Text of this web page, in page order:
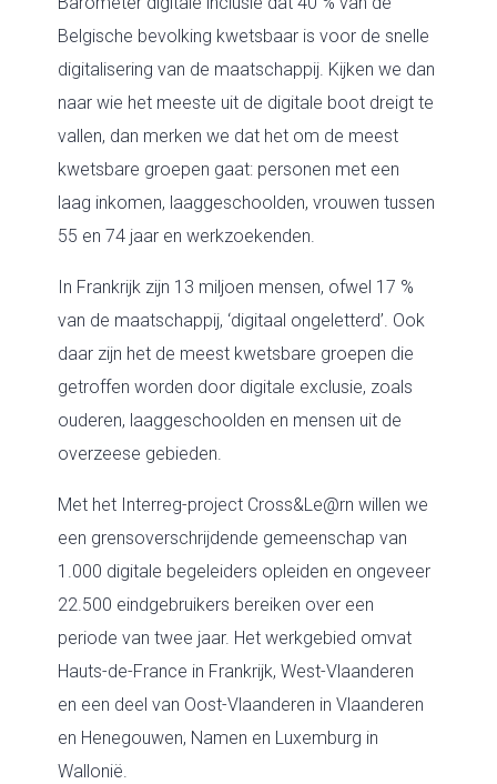
Belgische bevolking kwetsbaar is voor de snelle
digitalisering van de maatschappij. Kijken we dan
naar wie het meeste uit de digitale boot dreigt te
vallen, dan merken we dat het om de meest
kwetsbare groepen gaat: personen met een
laag inkomen, laaggeschoolden, vrouwen tussen
55 en 74 jaar en werkzoekenden.
In Frankrijk zijn 13 miljoen mensen, ofwel 17 %
van de maatschappij, ‘digitaal ongeletterd’. Ook
daar zijn het de meest kwetsbare groepen die
getroffen worden door digitale exclusie, zoals
ouderen, laaggeschoolden en mensen uit de
overzeese gebieden.
Met het Interreg-project Cross&Le@rn willen we
een grensoverschrijdende gemeenschap van
1.000 digitale begeleiders opleiden en ongeveer
22.500 eindgebruikers bereiken over een
periode van twee jaar. Het werkgebied omvat
Hauts-de-France in Frankrijk, West-Vlaanderen
en een deel van Oost-Vlaanderen in Vlaanderen
en Henegouwen, Namen en Luxemburg in
Wallonië.